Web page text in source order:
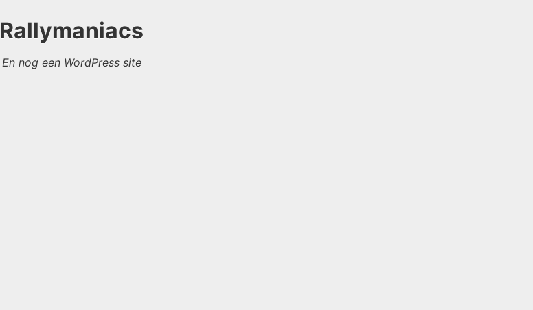
Rallymaniacs
En nog een WordPress site